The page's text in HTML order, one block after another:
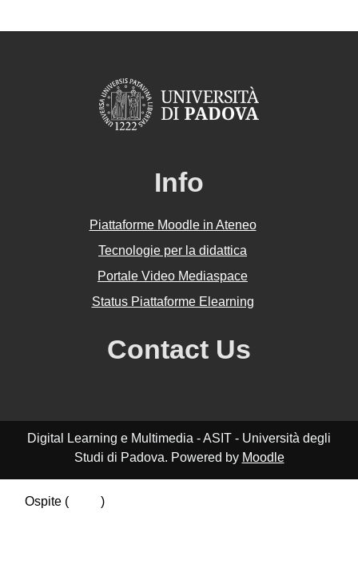
Info
Piattaforme Moodle in Ateneo
Tecnologie per la didattica
Portale Video Mediaspace
Status Piattaforme Elearning
Contact Us
Digital Learning e Multimedia - ASIT - Università degli
Studi di Padova. Powered by Moodle
Ospite (
)